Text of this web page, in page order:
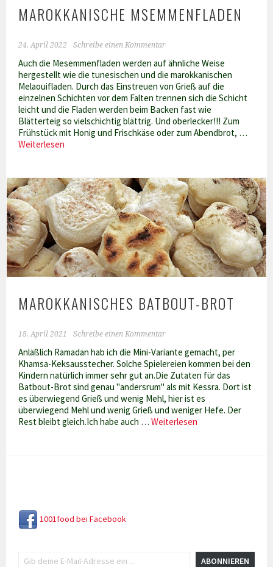
MAROKKANISCHE MSEMMENFLADEN
24. April 2022 Schreibe einen Kommentar
Auch die Mesemmenfladen werden auf ähnliche Weise
hergestellt wie die tunesischen und die marokkanischen
Melaouifladen. Durch das Einstreuen von Grieß auf die
einzelnen Schichten vor dem Falten trennen sich die Schicht
leicht und die Fladen werden beim Backen fast wie
Blätterteig so vielschichtig blättrig. Und oberlecker!!! Zum
Frühstück mit Honig und Frischkäse oder zum Abendbrot, …
Weiterlesen
MAROKKANISCHES BATBOUT-BROT
18. April 2021 Schreibe einen Kommentar
Anläßlich Ramadan hab ich die Mini-Variante gemacht, per
Khamsa-Keksausstecher. Solche Spielereien kommen bei den
Kindern natürlich immer sehr gut an.Die Zutaten für das
Batbout-Brot sind genau "andersrum" als mit Kessra. Dort ist
es überwiegend Grieß und wenig Mehl, hier ist es
überwiegend Mehl und wenig Grieß und weniger Hefe. Der
Rest bleibt gleich.Ich habe auch …Weiterlesen
1001food bei Facebook
ABONNIEREN